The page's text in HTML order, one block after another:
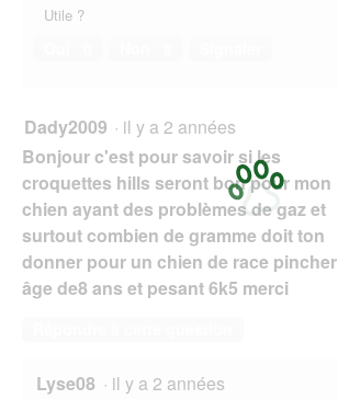
Utile ?
Dady2009 · il y a 2 années
Bonjour c'est pour savoir si les
croquettes hills seront bon pour mon
chien ayant des problèmes de gaz et
surtout combien de gramme doit ton
donner pour un chien de race pincher
âge de8 ans et pesant 6k5 merci
Lyse08 · il y a 2 années